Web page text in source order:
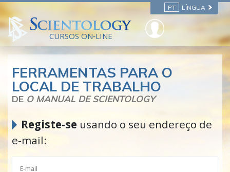
PT LÍNGUA
CURSOS ON‑LINE
FERRAMENTAS PARA O
LOCAL DE TRABALHO
DE O MANUAL DE SCIENTOLOGY
Registe‑se usando o seu endereço de
e‑mail: